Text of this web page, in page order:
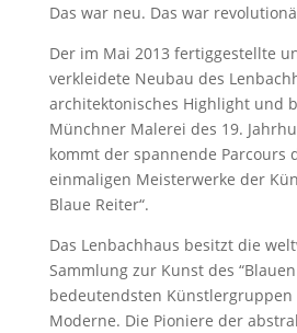
Das war neu. Das war
Der im Mai 2013 fertiggestellte
verkleidete Neubau des
architektonisches Highlight und
Münchner Malerei des 19.
kommt der spannende Parcours
einmaligen Meisterwerke der
Blaue Reiter“.
Das Lenbachhaus besitzt die
Sammlung zur Kunst des
bedeutendsten Künstlergruppen
Moderne. Die Pioniere der